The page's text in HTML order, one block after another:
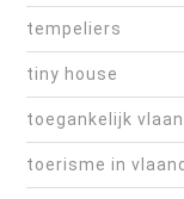
tempeliers
tiny house
toegankelijk
toerisme in